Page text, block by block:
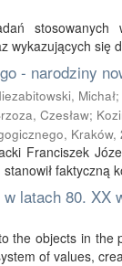
stosowanych
wykazujących się
- narodziny
Michał;
Czesław;
Kraków,
Franciszek
latach 80.
the objects in
of values,